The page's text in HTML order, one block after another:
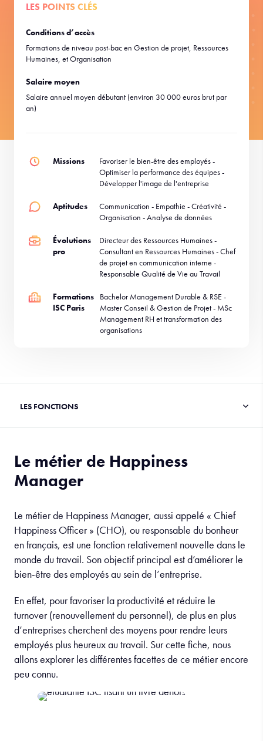
LES POINTS CLÉS
Conditions d’accès
Formations de niveau post-bac en Gestion de projet, Ressources
Humaines, et Organisation
Salaire moyen
Salaire annuel moyen débutant (environ 30 000 euros brut par
an)
Missions
Favoriser le bien-être des employés -
Optimiser la performance des équipes -
Développer l'image de l'entreprise
Aptitudes
Communication - Empathie - Créativité -
Organisation - Analyse de données
Évolutions
pro
Directeur des Ressources Humaines -
Consultant en Ressources Humaines - Chef
de projet en communication interne -
Responsable Qualité de Vie au Travail
Formations
ISC Paris
Bachelor Management Durable & RSE -
Master Conseil & Gestion de Projet - MSc
Management RH et transformation des
organisations
Le métier de Happiness
Manager
Le métier de Happiness Manager, aussi appelé « Chief
Happiness Officer » (CHO), ou responsable du bonheur
en français, est une fonction relativement nouvelle dans le
monde du travail. Son objectif principal est d’améliorer le
bien-être des employés au sein de l’entreprise.
En effet, pour favoriser la productivité et réduire le
turnover (renouvellement du personnel), de plus en plus
d’entreprises cherchent des moyens pour rendre leurs
employés plus heureux au travail. Sur cette fiche, nous
allons explorer les différentes facettes de ce métier encore
peu connu.